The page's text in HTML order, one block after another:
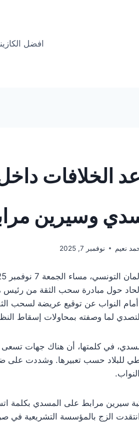
افضل
الخلافات داخل
وسيرين
نعيم نوفمبر 7, 2025
حول مبادرة سحب الثقة من رئيس
النواب عن توقيع عريضة لسحب
لما وصفته بمحاولات إسقاط
في كلمتها، أن هناك جهات تسعى
للبلاد حسب تعبيرها. وشددت على
سيرين مرابط على المسدي بكلمة
الزج بالمؤسسة التشريعية في